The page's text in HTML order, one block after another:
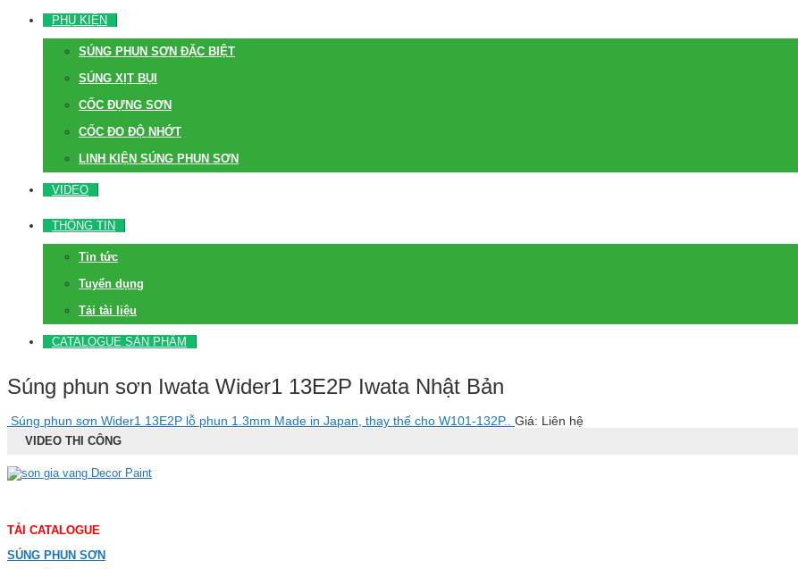
PHỤ KIỆN
SÚNG PHUN SƠN ĐẶC BIỆT
SÚNG XỊT BỤI
CỐC ĐỰNG SƠN
CỐC ĐO ĐỘ NHỚT
LINH KIỆN SÚNG PHUN SƠN
VIDEO
THÔNG TIN
Tin tức
Tuyển dụng
Tải tài liệu
CATALOGUE SẢN PHẨM
Súng phun sơn Iwata Wider1 13E2P Iwata Nhật Bản
Súng phun sơn Wider1 13E2P lỗ phun 1.3mm Made in Japan, thay thế cho W101-132P.. Giá: Liên hệ
VIDEO THI CÔNG
TẢI CATALOGUE
SÚNG PHUN SƠN